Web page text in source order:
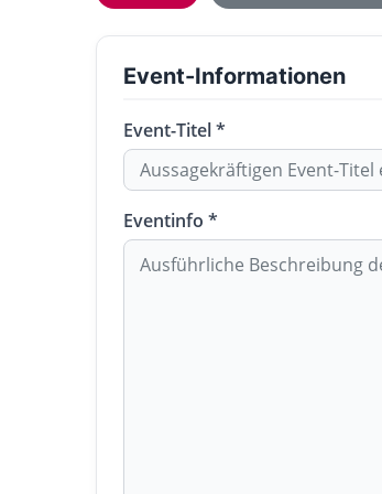
Event-Informationen
Event-Titel *
Eventinfo *